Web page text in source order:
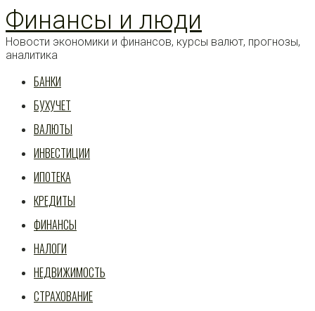
Перейти
к
статье
Финансы и люди
Новости экономики и финансов, курсы валют, прогнозы,
аналитика
БАНКИ
БУХУЧЕТ
ВАЛЮТЫ
ИНВЕСТИЦИИ
ИПОТЕКА
КРЕДИТЫ
ФИНАНСЫ
НАЛОГИ
НЕДВИЖИМОСТЬ
СТРАХОВАНИЕ